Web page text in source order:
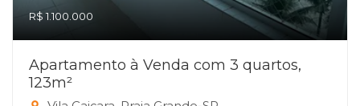
R$ 1.100.000
Apartamento à Venda com 3 quartos,
123m²